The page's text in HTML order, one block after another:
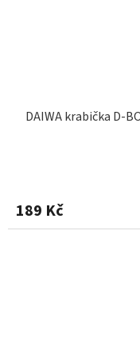
DAIWA krabička D-
189 Kč